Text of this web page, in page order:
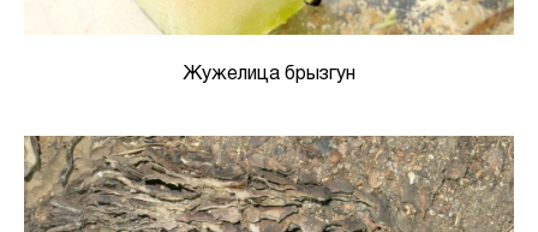
Жужелица брызгун